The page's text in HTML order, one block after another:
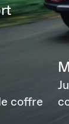
coffre